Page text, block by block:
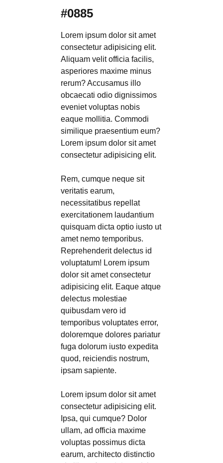
#0885
Lorem ipsum dolor sit amet
consectetur adipisicing elit.
Aliquam velit officia facilis,
asperiores maxime minus
rerum? Accusamus illo
obcaecati odio dignissimos
eveniet voluptas nobis
eaque mollitia. Commodi
similique praesentium eum?
Lorem ipsum dolor sit amet
consectetur adipisicing elit.
Rem, cumque neque sit
veritatis earum,
necessitatibus repellat
exercitationem laudantium
quisquam dicta optio iusto ut
amet nemo temporibus.
Reprehenderit delectus id
voluptatum! Lorem ipsum
dolor sit amet consectetur
adipisicing elit. Eaque atque
delectus molestiae
quibusdam vero id
temporibus voluptates error,
doloremque dolores pariatur
fuga dolorum iusto expedita
quod, reiciendis nostrum,
ipsam sapiente.
Lorem ipsum dolor sit amet
consectetur adipisicing elit.
Ipsa, qui cumque? Dolor
ullam, ad officia maxime
voluptas possimus dicta
earum, architecto distinctio